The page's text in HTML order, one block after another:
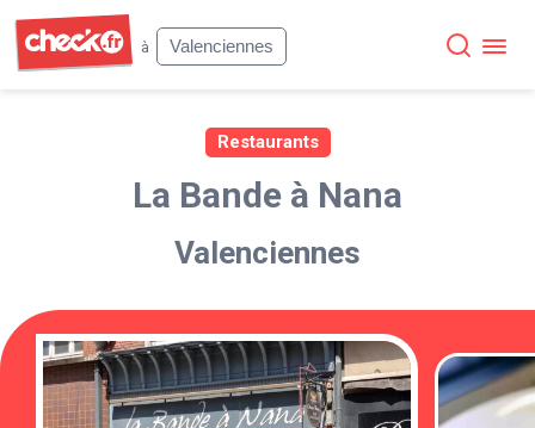
à
Valenciennes
Restaurants
La Bande à Nana
Valenciennes